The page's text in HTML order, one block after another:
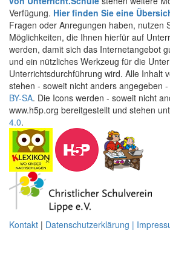
Verfügung. Hier finden Sie eine
Fragen oder Anregungen haben, nutzen
Möglichkeiten, die Ihnen hierfür auf
werden, damit sich das Internetangebot
und ein nützliches Werkzeug für die
Unterrichtsdurchführung wird. Alle Inhalt
stehen - soweit nicht anders angegeben
BY-SA. Die Icons werden - soweit nicht
www.h5p.org bereitgestellt und stehen
4.0.
Kontakt | Datenschutzerklärung |